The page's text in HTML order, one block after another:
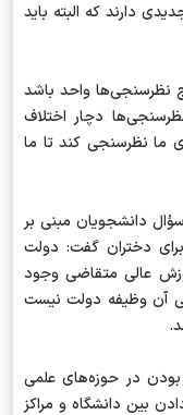
دارند که البته باید
نظرسنجی‌ها واحد باشد
دچار اختلاف
ما نظرسنجی کند تا ما
دانشجویان مبنی بر
دختران گفت: دولت
عالی متقاضی وجود
آن وظیفه دولت نیست
در حوزه‌های علمی
بین دانشگاه و مراکز